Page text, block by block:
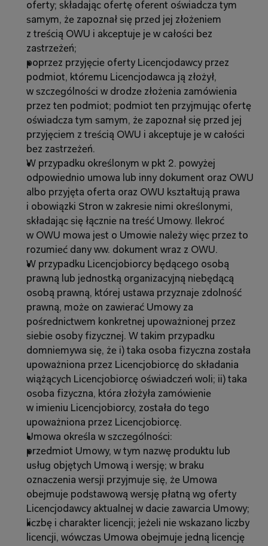
oferty; składając ofertę oferent oświadcza tym
samym, że zapoznał się przed jej złożeniem
z treścią OWU i akceptuje je w całości bez
zastrzeżeń;
poprzez przyjęcie oferty Licencjodawcy przez
podmiot, któremu Licencjodawca ją złożył,
w szczególności w drodze złożenia zamówienia
przez ten podmiot; podmiot ten przyjmując ofertę
oświadcza tym samym, że zapoznał się przed jej
przyjęciem z treścią OWU i akceptuje je w całości
bez zastrzeżeń.
W przypadku określonym w pkt 2. powyżej
odpowiednio umowa lub inny dokument oraz OWU
albo przyjęta oferta oraz OWU kształtują prawa
i obowiązki Stron w zakresie nimi określonymi,
składając się łącznie na treść Umowy. Ilekroć
w OWU mowa jest o Umowie należy więc przez to
rozumieć dany ww. dokument wraz z OWU.
W przypadku Licencjobiorcy będącego osobą
prawną lub jednostką organizacyjną niebędącą
osobą prawną, której ustawa przyznaje zdolność
prawną, może on zawierać Umowy za
pośrednictwem konkretnej upoważnionej przez
siebie osoby fizycznej. W takim przypadku
domniemywa się, że i) taka osoba fizyczna została
upoważniona przez Licencjobiorcę do składania
wiążących Licencjobiorcę oświadczeń woli; ii) taka
osoba fizyczna, która złożyła zamówienie
w imieniu Licencjobiorcy, została do tego
upoważniona przez Licencjobiorcę.
Umowa określa w szczególności:
przedmiot Umowy, w tym nazwę produktu lub
usług objętych Umową i wersję; w braku
oznaczenia wersji przyjmuje się, że Umowa
obejmuje podstawową wersję płatną wg oferty
Licencjodawcy aktualnej w dacie zawarcia Umowy;
liczbę i charakter licencji; jeżeli nie wskazano liczby
licencji, wówczas Umowa obejmuje jedną licencję